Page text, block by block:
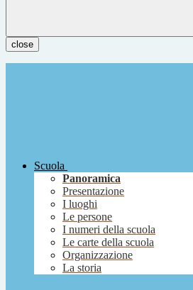
close
Scuola
Panoramica
Presentazione
I luoghi
Le persone
I numeri della scuola
Le carte della scuola
Organizzazione
La storia